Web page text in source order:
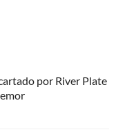
por River Plate